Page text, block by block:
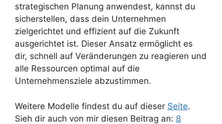
strategischen Planung anwendest, kannst du
sicherstellen, dass dein Unternehmen
zielgerichtet und effizient auf die Zukunft
ausgerichtet ist. Dieser Ansatz ermöglicht es
dir, schnell auf Veränderungen zu reagieren und
alle Ressourcen optimal auf die
Unternehmensziele abzustimmen.
Weitere Modelle findest du auf dieser Seite.
Sieh dir auch von mir diesen Beitrag an: 8